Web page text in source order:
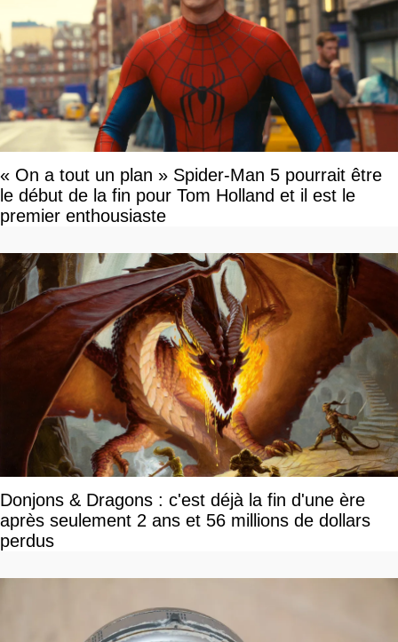
« On a tout un plan » Spider-Man 5 pourrait être
le début de la fin pour Tom Holland et il est le
premier enthousiaste
Donjons & Dragons : c'est déjà la fin d'une ère
après seulement 2 ans et 56 millions de dollars
perdus